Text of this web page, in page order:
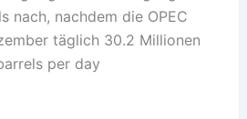
nach, nachdem die OPEC
täglich 30.2 Millionen
per day